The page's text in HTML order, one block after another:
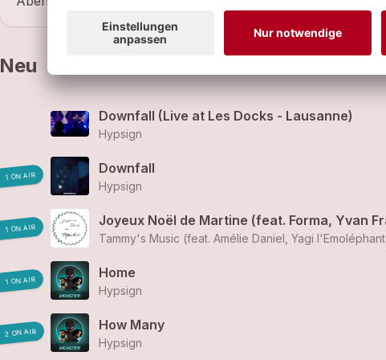
Neu
Downfall (Live at Les Docks - Lausanne)
Hypsign
1 ON AIR
Downfall
Hypsign
1 ON AIR
Tammy's Music (feat. Amélie Daniel Yagi l'Emoléphant
1 ON AIR
Home
Hypsign
2 ON AIR
How Many
Hypsign